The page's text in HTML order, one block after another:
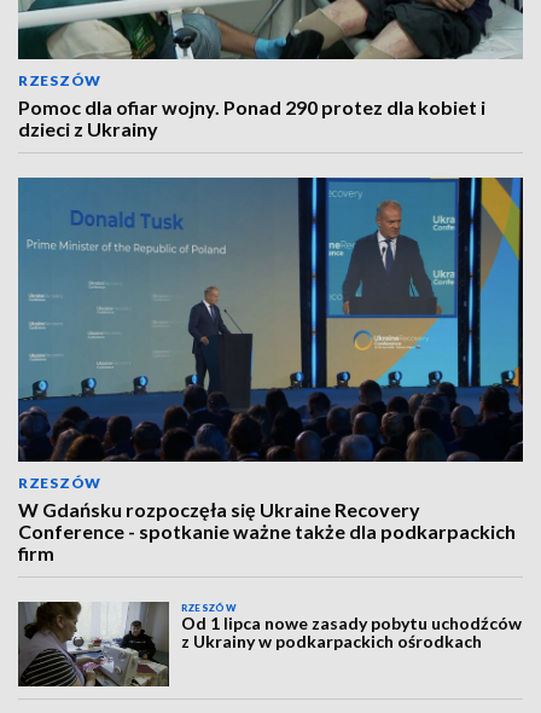
RZESZÓW
Pomoc dla ofiar wojny. Ponad 290 protez dla kobiet i
dzieci z Ukrainy
RZESZÓW
W Gdańsku rozpoczęła się Ukraine Recovery
Conference - spotkanie ważne także dla podkarpackich
firm
RZESZÓW
Od 1 lipca nowe zasady pobytu uchodźców
z Ukrainy w podkarpackich ośrodkach